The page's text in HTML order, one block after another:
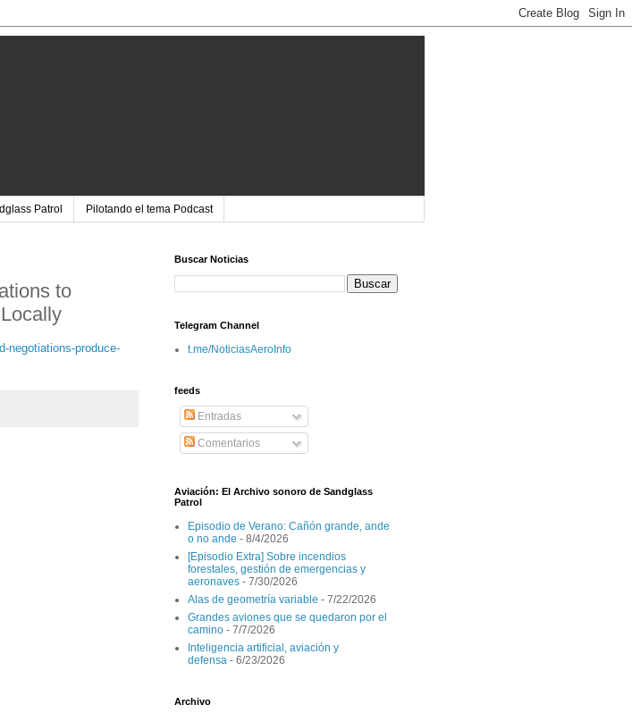
Patrol Pilotando el tema Podcast
to
negotiations-produce-
Buscar Noticias
Telegram Channel
t.me/NoticiasAeroInfo
feeds
Entradas
Comentarios
Aviación: El Archivo sonoro de Sandglass
Patrol
Episodio de Verano: Cañón grande, ande
o no ande - 8/4/2026
[Episodio Extra] Sobre incendios
forestales, gestión de emergencias y
aeronaves - 7/30/2026
Alas de geometría variable - 7/22/2026
Grandes aviones que se quedaron por el
camino - 7/7/2026
Inteligencia artificial, aviación y
defensa - 6/23/2026
Archivo